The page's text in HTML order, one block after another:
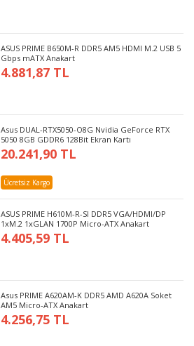
ASUS PRIME B650M-R DDR5 AM5 HDMI M.2 USB 5
Gbps mATX Anakart
4.881,87 TL
Asus DUAL-RTX5050-O8G Nvidia GeForce RTX
5050 8GB GDDR6 128Bit Ekran Kartı
20.241,90 TL
Ücretsiz Kargo
ASUS PRIME H610M-R-SI DDR5 VGA/HDMI/DP
1xM.2 1xGLAN 1700P Micro-ATX Anakart
4.405,59 TL
Asus PRIME A620AM-K DDR5 AMD A620A Soket
AM5 Micro-ATX Anakart
4.256,75 TL